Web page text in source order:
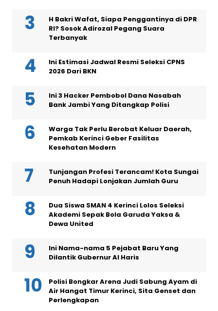
H Bakri Wafat, Siapa Penggantinya di DPR
RI? Sosok Adirozal Pegang Suara
Terbanyak
Ini Estimasi Jadwal Resmi Seleksi CPNS
2026 Dari BKN
Ini 3 Hacker Pembobol Dana Nasabah
Bank Jambi Yang Ditangkap Polisi
Warga Tak Perlu Berobat Keluar Daerah,
Pemkab Kerinci Geber Fasilitas
Kesehatan Modern
Tunjangan Profesi Terancam! Kota Sungai
Penuh Hadapi Lonjakan Jumlah Guru
Dua Siswa SMAN 4 Kerinci Lolos Seleksi
Akademi Sepak Bola Garuda Yaksa &
Dewa United
Ini Nama-nama 5 Pejabat Baru Yang
Dilantik Gubernur Al Haris
Polisi Bongkar Arena Judi Sabung Ayam di
Air Hangat Timur Kerinci, Sita Genset dan
Perlengkapan